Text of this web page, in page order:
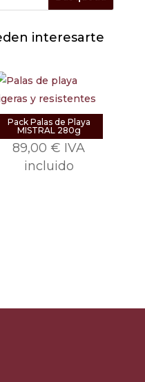
interesarte
Pack Palas de Playa
MISTRAL 280g
89,00 € IVA
incluido